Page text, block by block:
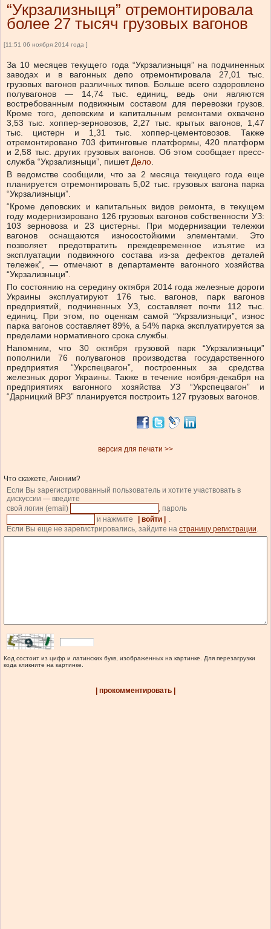
“Укрзализныця” отремонтировала
более 27 тысяч грузовых вагонов
[11:51 06 ноября 2014 года ]
За 10 месяцев текущего года “Укрзализныця” на подчиненных
заводах и в вагонных депо отремонтировала 27,01 тыс.
грузовых вагонов различных типов. Больше всего оздоровлено
полувагонов — 14,74 тыс. единиц, ведь они являются
востребованным подвижным составом для перевозки грузов.
Кроме того, деповским и капитальным ремонтами охвачено
3,53 тыс. хоппер-зерновозов, 2,27 тыс. крытых вагонов, 1,47
тыс. цистерн и 1,31 тыс. хоппер-цементовозов. Также
отремонтировано 703 фитинговые платформы, 420 платформ
и 2,58 тыс. других грузовых вагонов. Об этом сообщает пресс-
служба “Укрзализныци”, пишетДело.
В ведомстве сообщили, что за 2 месяца текущего года еще
планируется отремонтировать 5,02 тыс. грузовых вагона парка
“Укрзализныци”.
“Кроме деповских и капитальных видов ремонта, в текущем
году модернизировано 126 грузовых вагонов собственности УЗ:
103 зерновоза и 23 цистерны. При модернизации тележки
вагонов оснащаются износостойкими элементами. Это
позволяет предотвратить преждевременное изъятие из
эксплуатации подвижного состава из-за дефектов деталей
тележек”, — отмечают в департаменте вагонного хозяйства
“Укрзализныци”.
По состоянию на середину октября 2014 года железные дороги
Украины эксплуатируют 176 тыс. вагонов, парк вагонов
предприятий, подчиненных УЗ, составляет почти 112 тыс.
единиц. При этом, по оценкам самой “Укрзализныци”, износ
парка вагонов составляет 89%, а 54% парка эксплуатируется за
пределами нормативного срока службы.
Напомним, что 30 октября грузовой парк “Укрзализныци”
пополнили 76 полувагонов производства государственного
предприятия “Укрспецвагон”, построенных за средства
железных дорог Украины. Также в течение ноября-декабря на
предприятиях вагонного хозяйства УЗ “Укрспецвагон” и
“Дарницкий ВРЗ” планируется построить 127 грузовых вагонов.
версия для печати >>
Что скажете, Аноним?
Если Вы зарегистрированный пользователь и хотите участвовать в
дискуссии — введите
свой логин (email)
, пароль
и нажмите
| войти |
.
Если Вы еще не зарегистрировались, зайдите на страницу регистрации.
Код состоит из цифр и латинских букв, изображенных на картинке. Для перезагрузки
кода кликните на картинке.
| прокомментировать |